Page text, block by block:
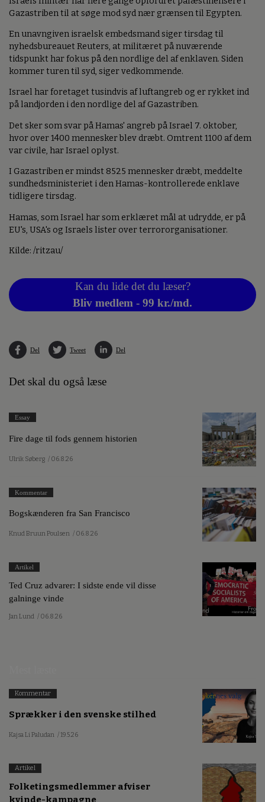
Gazastriben til at søge mod syd nær grænsen til Egypten.
En unavngiven israelsk embedsmand siger tirsdag til
nyhedsbureauet Reuters, at militæret på nuværende
tidspunkt har fokus på den nordlige del af enklaven. Siden
kommer turen til syd, siger vedkommende.
Israel har foretaget tusindvis af luftangreb og er rykket ind
på landjorden i den nordlige del af Gazastriben.
Det sker som svar på Hamas' angreb på Israel 7. oktober,
hvor over 1400 mennesker blev dræbt. Omtrent 1100 af dem
var civile, har Israel oplyst.
I Gazastriben er mindst 8525 mennesker dræbt, meddelte
sundhedsministeriet i den Hamas-kontrollerede enklave
tidligere tirsdag.
Hamas, som Israel har som erklæret mål at udrydde, er på
EU's, USA's og Israels lister over terrororganisationer.
Kilde: /ritzau/
Kan du lide det du læser?
Bliv medlem - 99 kr./md.
Del Tweet Del
Det skal du også læse
Essay
Fire dage til fods gennem historien
Ulrik Søberg / 06.8.26
Kommentar
Bogskænderen fra San Francisco
Knud Bruun Poulsen / 06.8.26
Artikel
Ted Cruz advarer: I sidste ende vil disse
galninge vinde
Jan Lund / 06.8.26
Kommentar
Sprækker i den svenske stilhed
Kajsa Li Paludan / 19.5.26
Artikel
Folketingsmedlemmer afviser
kvinde-kampagne